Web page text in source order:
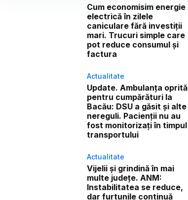
Cum economisim energie
electrică în zilele
caniculare fără investiții
mari. Trucuri simple care
pot reduce consumul și
factura
Actualitate
Update. Ambulanța oprită
pentru cumpărături la
Bacău: DSU a găsit și alte
nereguli. Pacienții nu au
fost monitorizați în timpul
transportului
Actualitate
Vijelii și grindină în mai
multe județe. ANM:
Instabilitatea se reduce,
dar furtunile continuă